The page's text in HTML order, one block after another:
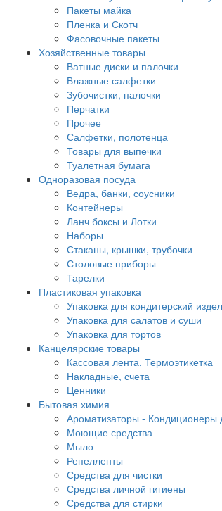
Пакеты майка
Пленка и Скотч
Фасовочные пакеты
Хозяйственные товары
Ватные диски и палочки
Влажные салфетки
Зубочистки, палочки
Перчатки
Прочее
Салфетки, полотенца
Товары для выпечки
Туалетная бумага
Одноразовая посуда
Ведра, банки, соусники
Контейнеры
Ланч боксы и Лотки
Наборы
Стаканы, крышки, трубочки
Столовые приборы
Тарелки
Пластиковая упаковка
Упаковка для кондитерский
Упаковка для салатов и суши
Упаковка для тортов
Канцелярские товары
Кассовая лента, Термоэтикетка
Накладные, счета
Ценники
Бытовая химия
Ароматизаторы - Кондиционеры
Моющие средства
Мыло
Репелленты
Средства для чистки
Средства личной гигиены
Средства для стирки